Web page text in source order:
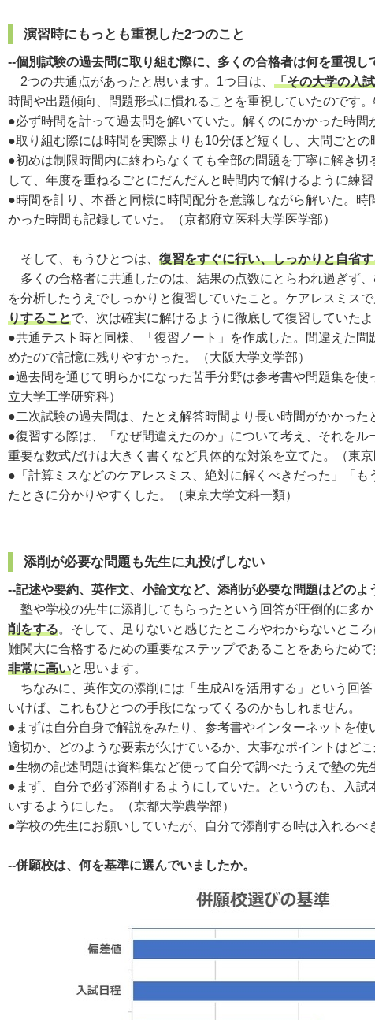
演習時にもっとも重視した2つのこと
--個別試験の過去問に取り組む際に、多くの合格者は何を重視し
2つの共通点があったと思います。1つ目は、 「その大学の入
時間や出題傾向、問題形式に慣れることを重視していたのです
●必ず時間を計って過去問を解いていた。解くのにかかった時
●取り組む際には時間を実際よりも10分ほど短くし、大問ごと
●初めは制限時間内に終わらなくても全部の問題を丁寧に解き
して、年度を重ねるごとにだんだんと時間内で解けるように練
●時間を計り、本番と同様に時間配分を意識しながら解いた。
かった時間も記録していた。（京都府立医科大学医学部）
そして、もうひとつは、 復習をすぐに行い、しっかりと自省
多くの合格者に共通したのは、結果の点数にとらわれ過ぎず
を分析したうえでしっかりと復習していたこと。ケアレスミス
りすることで、次は確実に解けるように徹底して復習していたよ
●共通テスト時と同様、「復習ノート」を作成した。間違えた
めたので記憶に残りやすかった。（大阪大学文学部）
●過去問を通じて明らかになった苦手分野は参考書や問題集を
立大学工学研究科）
●二次試験の過去問は、たとえ解答時間より長い時間がかかっ
●復習する際は、「なぜ間違えたのか」について考え、それを
重要な数式だけは大きく書くなど具体的な対策を立てた。（東京
●「計算ミスなどのケアレスミス、絶対に解くべきだった」「
たときに分かりやすくした。（東京大学文科一類）
添削が必要な問題も先生に丸投げしない
--記述や要約、英作文、小論文など、添削が必要な問題はどのよ
塾や学校の先生に添削してもらったという回答が圧倒的に多
削をする。そして、足りないと感じたところやわからないとこ
難関大に合格するための重要なステップであることをあらためて
非常に高いと思います。
ちなみに、英作文の添削には「生成AIを活用する」という回
いけば、これもひとつの手段になってくるのかもしれません。
●まずは自分自身で解説をみたり、参考書やインターネットを
適切か、どのような要素が欠けているか、大事なポイントはど
●生物の記述問題は資料集など使って自分で調べたうえで塾の
●まず、自分で必ず添削するようにしていた。というのも、入
いするようにした。（京都大学農学部）
●学校の先生にお願いしていたが、自分で添削する時は入れる
--併願校は、何を基準に選んでいましたか。